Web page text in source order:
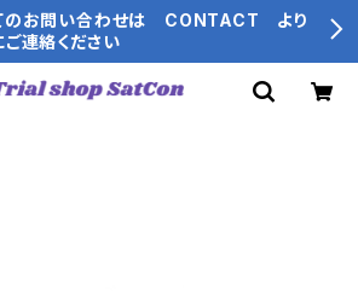
のお問い合わせは CONTACT より
連絡ください